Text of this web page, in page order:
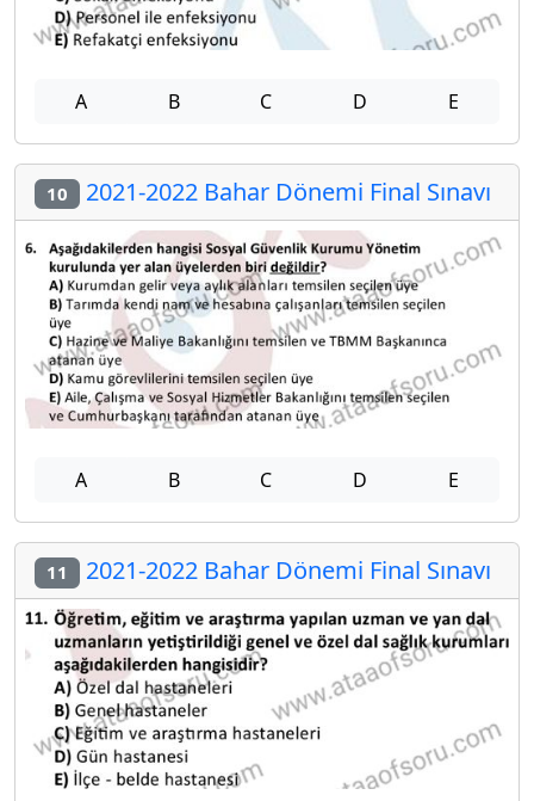
A B C D E
10 2021-2022 Bahar Dönemi Final Sınavı
A B C D E
11 2021-2022 Bahar Dönemi Final Sınavı